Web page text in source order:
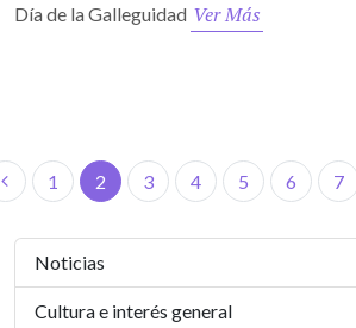
Día de la Galleguidad Ver Más
1 2 3 4 5 6 7
Noticias
Cultura e interés general